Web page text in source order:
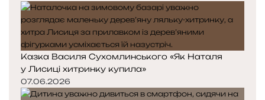
Казка Василя Сухомлинського «Як Наталя
у Лисиці хитринку купила»
07.06.2026